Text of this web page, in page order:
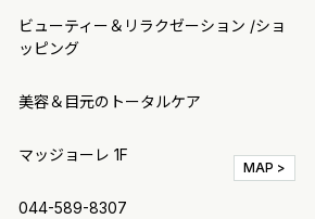
ビューティー＆リラクゼーション /ショ
ッピング
美容＆目元のトータルケア
マッジョーレ 1F
MAP >
044-589-8307